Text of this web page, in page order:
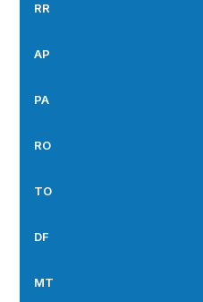
RR
AP
PA
RO
TO
DF
MT